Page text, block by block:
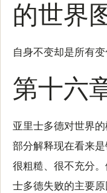
的世界
自身不变却是所有变
第十六
亚里士多德对世界
部分解释现在看来
很粗糙、很不充分
士多德失败的主要